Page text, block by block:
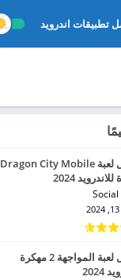
تطبيقات اندرويد
تحميل لعبة Dragon City Mobile
2024
تحميل لعبة المواجهة 2 مهكرة
2024